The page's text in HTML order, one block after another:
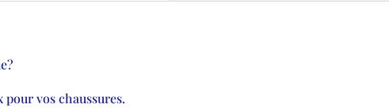
vos chaussures.